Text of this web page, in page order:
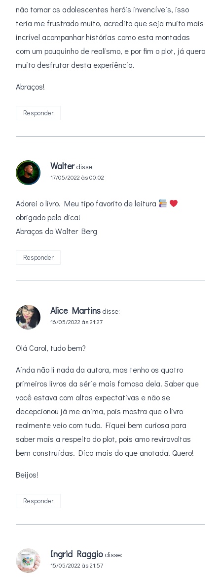
não tornar os adolescentes heróis invencíveis, isso
teria me frustrado muito, acredito que seja muito mais
incrível acompanhar histórias como esta montadas
com um pouquinho de realismo, e por fim o plot, já quero
muito desfrutar desta experiência.
Abraços!
Responder
Walter disse:
17/05/2022 às 00:02
Adorei o livro. Meu tipo favorito de leitura
obrigado pela dica!
Abraços do Walter Berg
Responder
Alice Martins disse:
16/05/2022 às 21:27
Olá Carol, tudo bem?
Ainda não li nada da autora, mas tenho os quatro
primeiros livros da série mais famosa dela. Saber que
você estava com altas expectativas e não se
decepcionou já me anima, pois mostra que o livro
realmente veio com tudo. Fiquei bem curiosa para
saber mais a respeito do plot, pois amo reviravoltas
bem construídas. Dica mais do que anotada! Quero!
Beijos!
Responder
Ingrid Raggio disse:
15/05/2022 às 21:57